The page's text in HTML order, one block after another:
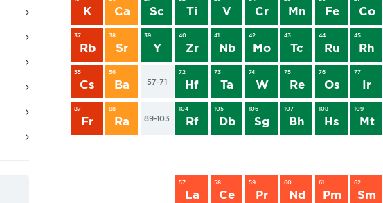
K Ca Sc Ti V Cr Mn Fe Co
37
Rb
38
Sr
39
Y
40
Zr
41
Nb
42
Mo
43
Tc
44
Ru
45
Rh
55
Cs
56
Ba 57-71
72
Hf
73
Ta
74
W
75
Re
76
Os
77
Ir
87
Fr
88
Ra 89-103
104
Rf
105
Db
106
Sg
107
Bh
108
Hs
109
Mt
57
La
58
Ce
59
Pr
60
Nd
61
Pm
62
Sm